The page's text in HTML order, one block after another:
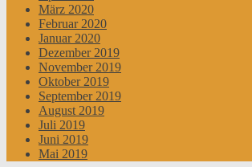
März 2020
Februar 2020
Januar 2020
Dezember 2019
November 2019
Oktober 2019
September 2019
August 2019
Juli 2019
Juni 2019
Mai 2019